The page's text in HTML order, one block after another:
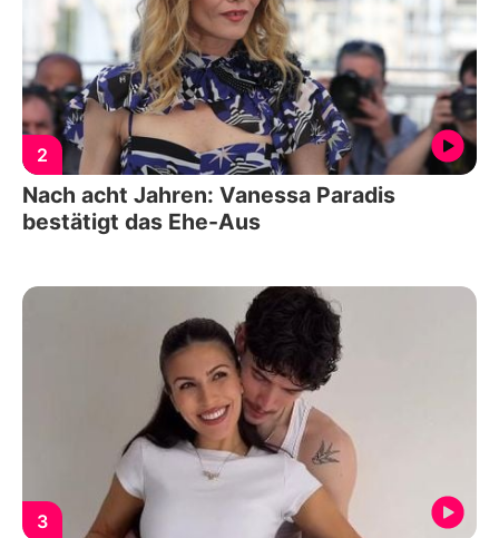
2
Nach acht Jahren: Vanessa Paradis
bestätigt das Ehe-Aus
3